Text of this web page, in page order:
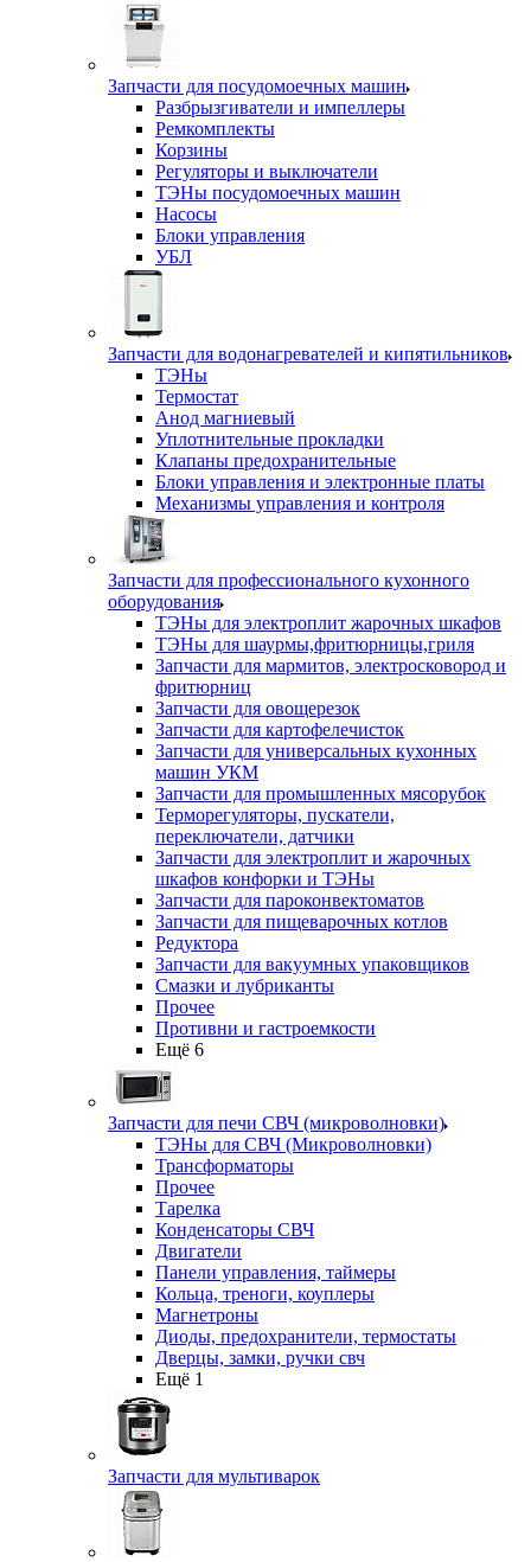
Запчасти для посудомоечных машин
Разбрызгиватели и импеллеры
Ремкомплекты
Корзины
Регуляторы и выключатели
ТЭНы посудомоечных машин
Насосы
Блоки управления
УБЛ
Запчасти для водонагревателей и кипятильников
ТЭНы
Термостат
Анод магниевый
Уплотнительные прокладки
Клапаны предохранительные
Блоки управления и электронные платы
Механизмы управления и контроля
Запчасти для профессионального кухонного
оборудования
ТЭНы для электроплит жарочных шкафов
ТЭНы для шаурмы,фритюрницы,гриля
Запчасти для мармитов, электросковород и
фритюрниц
Запчасти для овощерезок
Запчасти для картофелечисток
Запчасти для универсальных кухонных
машин УКМ
Запчасти для промышленных мясорубок
Терморегуляторы, пускатели,
переключатели, датчики
Запчасти для электроплит и жарочных
шкафов конфорки и ТЭНы
Запчасти для пароконвектоматов
Запчасти для пищеварочных котлов
Редуктора
Запчасти для вакуумных упаковщиков
Смазки и лубриканты
Прочее
Противни и гастроемкости
Ещё 6
Запчасти для печи СВЧ (микроволновки)
ТЭНы для СВЧ (Микроволновки)
Трансформаторы
Прочее
Тарелка
Конденсаторы СВЧ
Двигатели
Панели управления, таймеры
Кольца, треноги, коуплеры
Магнетроны
Диоды, предохранители, термостаты
Дверцы, замки, ручки свч
Ещё 1
Запчасти для мультиварок